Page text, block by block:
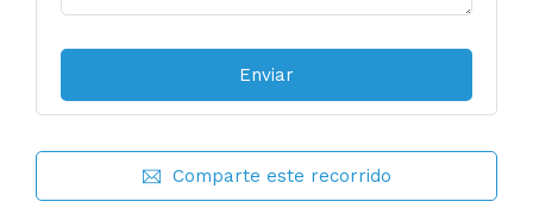
Comparte este recorrido